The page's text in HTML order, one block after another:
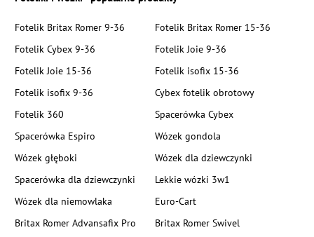
Fotelik Britax Romer 9-36
Fotelik Britax Romer 15-36
Fotelik Cybex 9-36
Fotelik Joie 9-36
Fotelik Joie 15-36
Fotelik isofix 15-36
Fotelik isofix 9-36
Cybex fotelik obrotowy
Fotelik 360
Spacerówka Cybex
Spacerówka Espiro
Wózek gondola
Wózek głęboki
Wózek dla dziewczynki
Spacerówka dla dziewczynki
Lekkie wózki 3w1
Wózek dla niemowlaka
Euro-Cart
Britax Romer Advansafix Pro
Britax Romer Swivel